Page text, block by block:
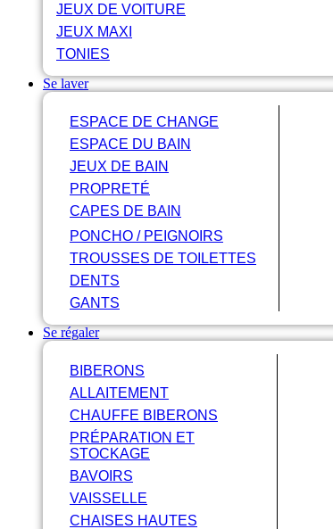
JEUX DE VOITURE
JEUX MAXI
TONIES
Se laver
ESPACE DE CHANGE
ESPACE DU BAIN
JEUX DE BAIN
PROPRETÉ
CAPES DE BAIN
PONCHO / PEIGNOIRS
TROUSSES DE TOILETTES
DENTS
GANTS
Se régaler
BIBERONS
ALLAITEMENT
CHAUFFE BIBERONS
PRÉPARATION ET
STOCKAGE
BAVOIRS
VAISSELLE
CHAISES HAUTES